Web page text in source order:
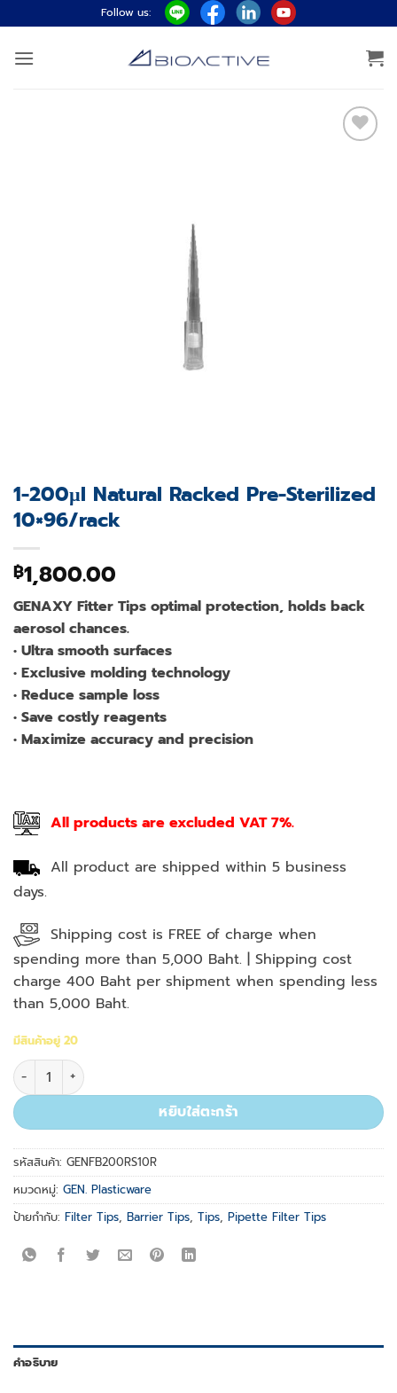
ไป
ยัง
Follow us:
1-200µl Natural Racked Pre-Sterilized
10×96/rack
฿1,800.00
GENAXY Fitter Tips optimal protection, holds back
aerosol chances.
• Ultra smooth surfaces
• Exclusive molding technology
• Reduce sample loss
• Save costly reagents
• Maximize accuracy and precision
All products are excluded VAT 7%.
All product are shipped within 5 business
days.
Shipping cost is FREE of charge when
spending more than 5,000 Baht. | Shipping cost
charge 400 Baht per shipment when spending less
than 5,000 Baht.
มีสินค้าอยู่ 20
จำนวน 1-200µl Natural Racked Pre-Sterilized 10x96/rack ชิ้น
หยิบใส่ตะกร้า
รหัสสินค้า: GENFB200RS10R
หมวดหมู่: GEN. Plasticware
ป้ายกำกับ: Filter Tips, Barrier Tips, Tips, Pipette Filter Tips
คำอธิบาย